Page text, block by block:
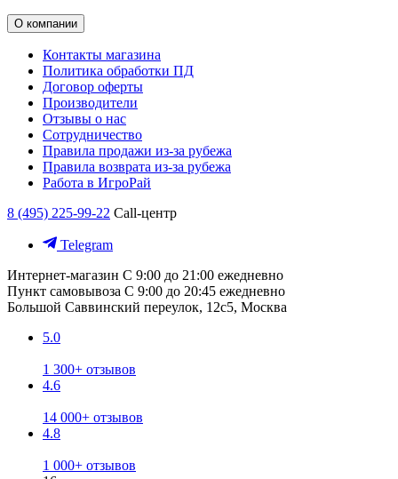
О компании
Контакты магазина
Политика обработки ПД
Договор оферты
Производители
Отзывы о нас
Сотрудничество
Правила продажи из-за рубежа
Правила возврата из-за рубежа
Работа в ИгроРай
8 (495) 225-99-22 Call-центр
Telegram
Интернет-магазин С 9:00 до 21:00 ежедневно
Пункт самовывоза С 9:00 до 20:45 ежедневно
Большой Саввинский переулок, 12с5, Москва
5.0
1 300+ отзывов
4.6
14 000+ отзывов
4.8
1 000+ отзывов